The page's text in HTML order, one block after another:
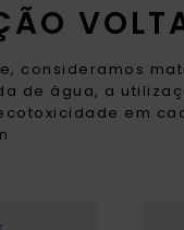
consideramos
de água, a
em